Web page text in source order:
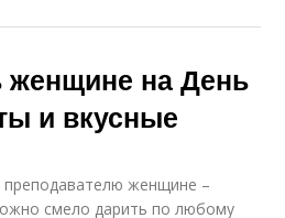
женщине на День
и вкусные
преподавателю женщине –
смело дарить по любому